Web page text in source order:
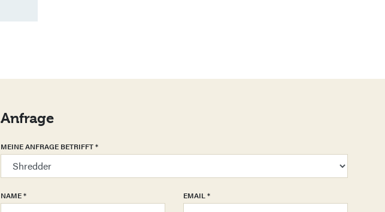
Anfrage
MEINE ANFRAGE BETRIFFT*
NAME* EMAIL *